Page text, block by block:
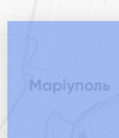
Индивидуальный